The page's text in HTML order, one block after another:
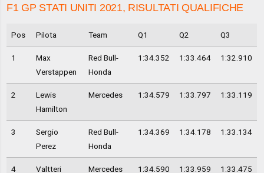
F1 GP STATI UNITI 2021, RISULTATI QUALIFICHE
Pos Pilota Team Q1 Q2 Q3
1
Max
Verstappen
Red Bull-
Honda
1:34.352 1:33.464 1:32.910
2
Lewis
Hamilton
Mercedes 1:34.579 1:33.797 1:33.119
3
Sergio
Perez
Red Bull-
Honda
1:34.369 1:34.178 1:33.134
4
Valtteri
Mercedes 1:34.590 1:33.959 1:33.475